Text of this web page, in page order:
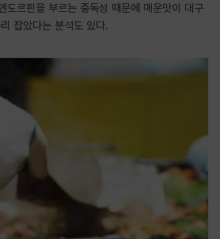
도르핀을 부르는 중독성 때문에 매운맛이 대구
잡았다는 분석도 있다.